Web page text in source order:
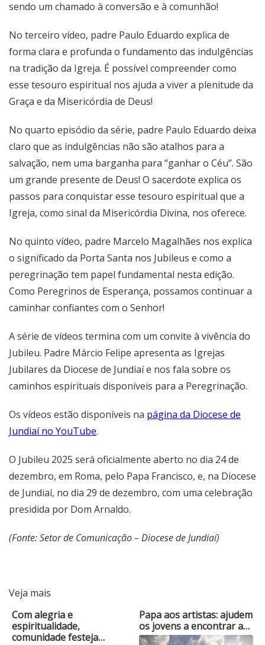
sendo um chamado à conversão e à comunhão!
No terceiro vídeo, padre Paulo Eduardo explica de
forma clara e profunda o fundamento das indulgências
na tradição da Igreja. É possível compreender como
esse tesouro espiritual nos ajuda a viver a plenitude da
Graça e da Misericórdia de Deus!
No quarto episódio da série, padre Paulo Eduardo deixa
claro que as indulgências não são atalhos para a
salvação, nem uma barganha para “ganhar o Céu”. São
um grande presente de Deus! O sacerdote explica os
passos para conquistar esse tesouro espiritual que a
Igreja, como sinal da Misericórdia Divina, nos oferece.
No quinto vídeo, padre Marcelo Magalhães nos explica
o significado da Porta Santa nos Jubileus e como a
peregrinação tem papel fundamental nesta edição.
Como Peregrinos de Esperança, possamos continuar a
caminhar confiantes com o Senhor!
A série de vídeos termina com um convite à vivência do
Jubileu. Padre Márcio Felipe apresenta as Igrejas
Jubilares da Diocese de Jundiaí e nos fala sobre os
caminhos espirituais disponíveis para a Peregrinação.
Os vídeos estão disponíveis na página da Diocese de
Jundiaí no YouTube.
O Jubileu 2025 será oficialmente aberto no dia 24 de
dezembro, em Roma, pelo Papa Francisco, e, na Diocese
de Jundiaí, no dia 29 de dezembro, com uma celebração
presidida por Dom Arnaldo.
(Fonte: Setor de Comunicação – Diocese de Jundiaí)
Veja mais
Com alegria e
espiritualidade,
comunidade festeja…
Papa aos artistas: ajudem
os jovens a encontrar a…